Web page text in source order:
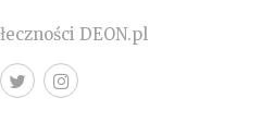
DEON.pl